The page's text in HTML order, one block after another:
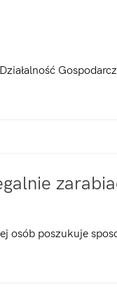
osób poszukuje